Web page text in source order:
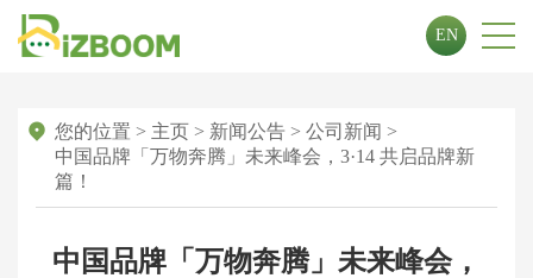
EN
您的位置 > 主页 > 新闻公告 > 公司新闻 >
中国品牌「万物奔腾」未来峰会，3·14 共启品牌新
篇！
中国品牌「万物奔腾」未来峰会，